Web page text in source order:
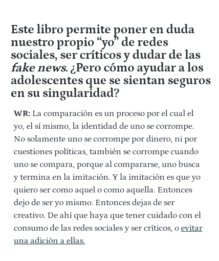
Este libro permite poner en duda
nuestro propio “yo” de redes
sociales, ser críticos y dudar de las
fake news. ¿Pero cómo ayudar a los
adolescentes que se sientan seguros
en su singularidad?
WR: La comparación es un proceso por el cual el
yo, el sí mismo, la identidad de uno se corrompe.
No solamente uno se corrompe por dinero, ni por
cuestiones políticas, también se corrompe cuando
uno se compara, porque al compararse, uno busca
y termina en la imitación. Y la imitación es que yo
quiero ser como aquel o como aquella. Entonces
dejo de ser yo mismo. Entonces dejas de ser
creativo. De ahí que haya que tener cuidado con el
consumo de las redes sociales y ser críticos, o evitar
una adición a ellas.